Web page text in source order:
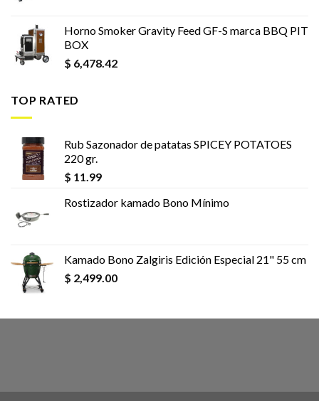
Horno Smoker Gravity Feed GF-S marca BBQ PIT
BOX
$ 6,478.42
TOP RATED
Rub Sazonador de patatas SPICEY POTATOES
220 gr.
$ 11.99
Rostizador kamado Bono Mínimo
Kamado Bono Zalgiris Edición Especial 21" 55 cm
$ 2,499.00